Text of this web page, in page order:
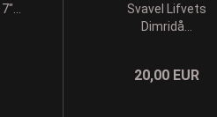
Svavel Lifvets
Dimridå...
20,00 EUR